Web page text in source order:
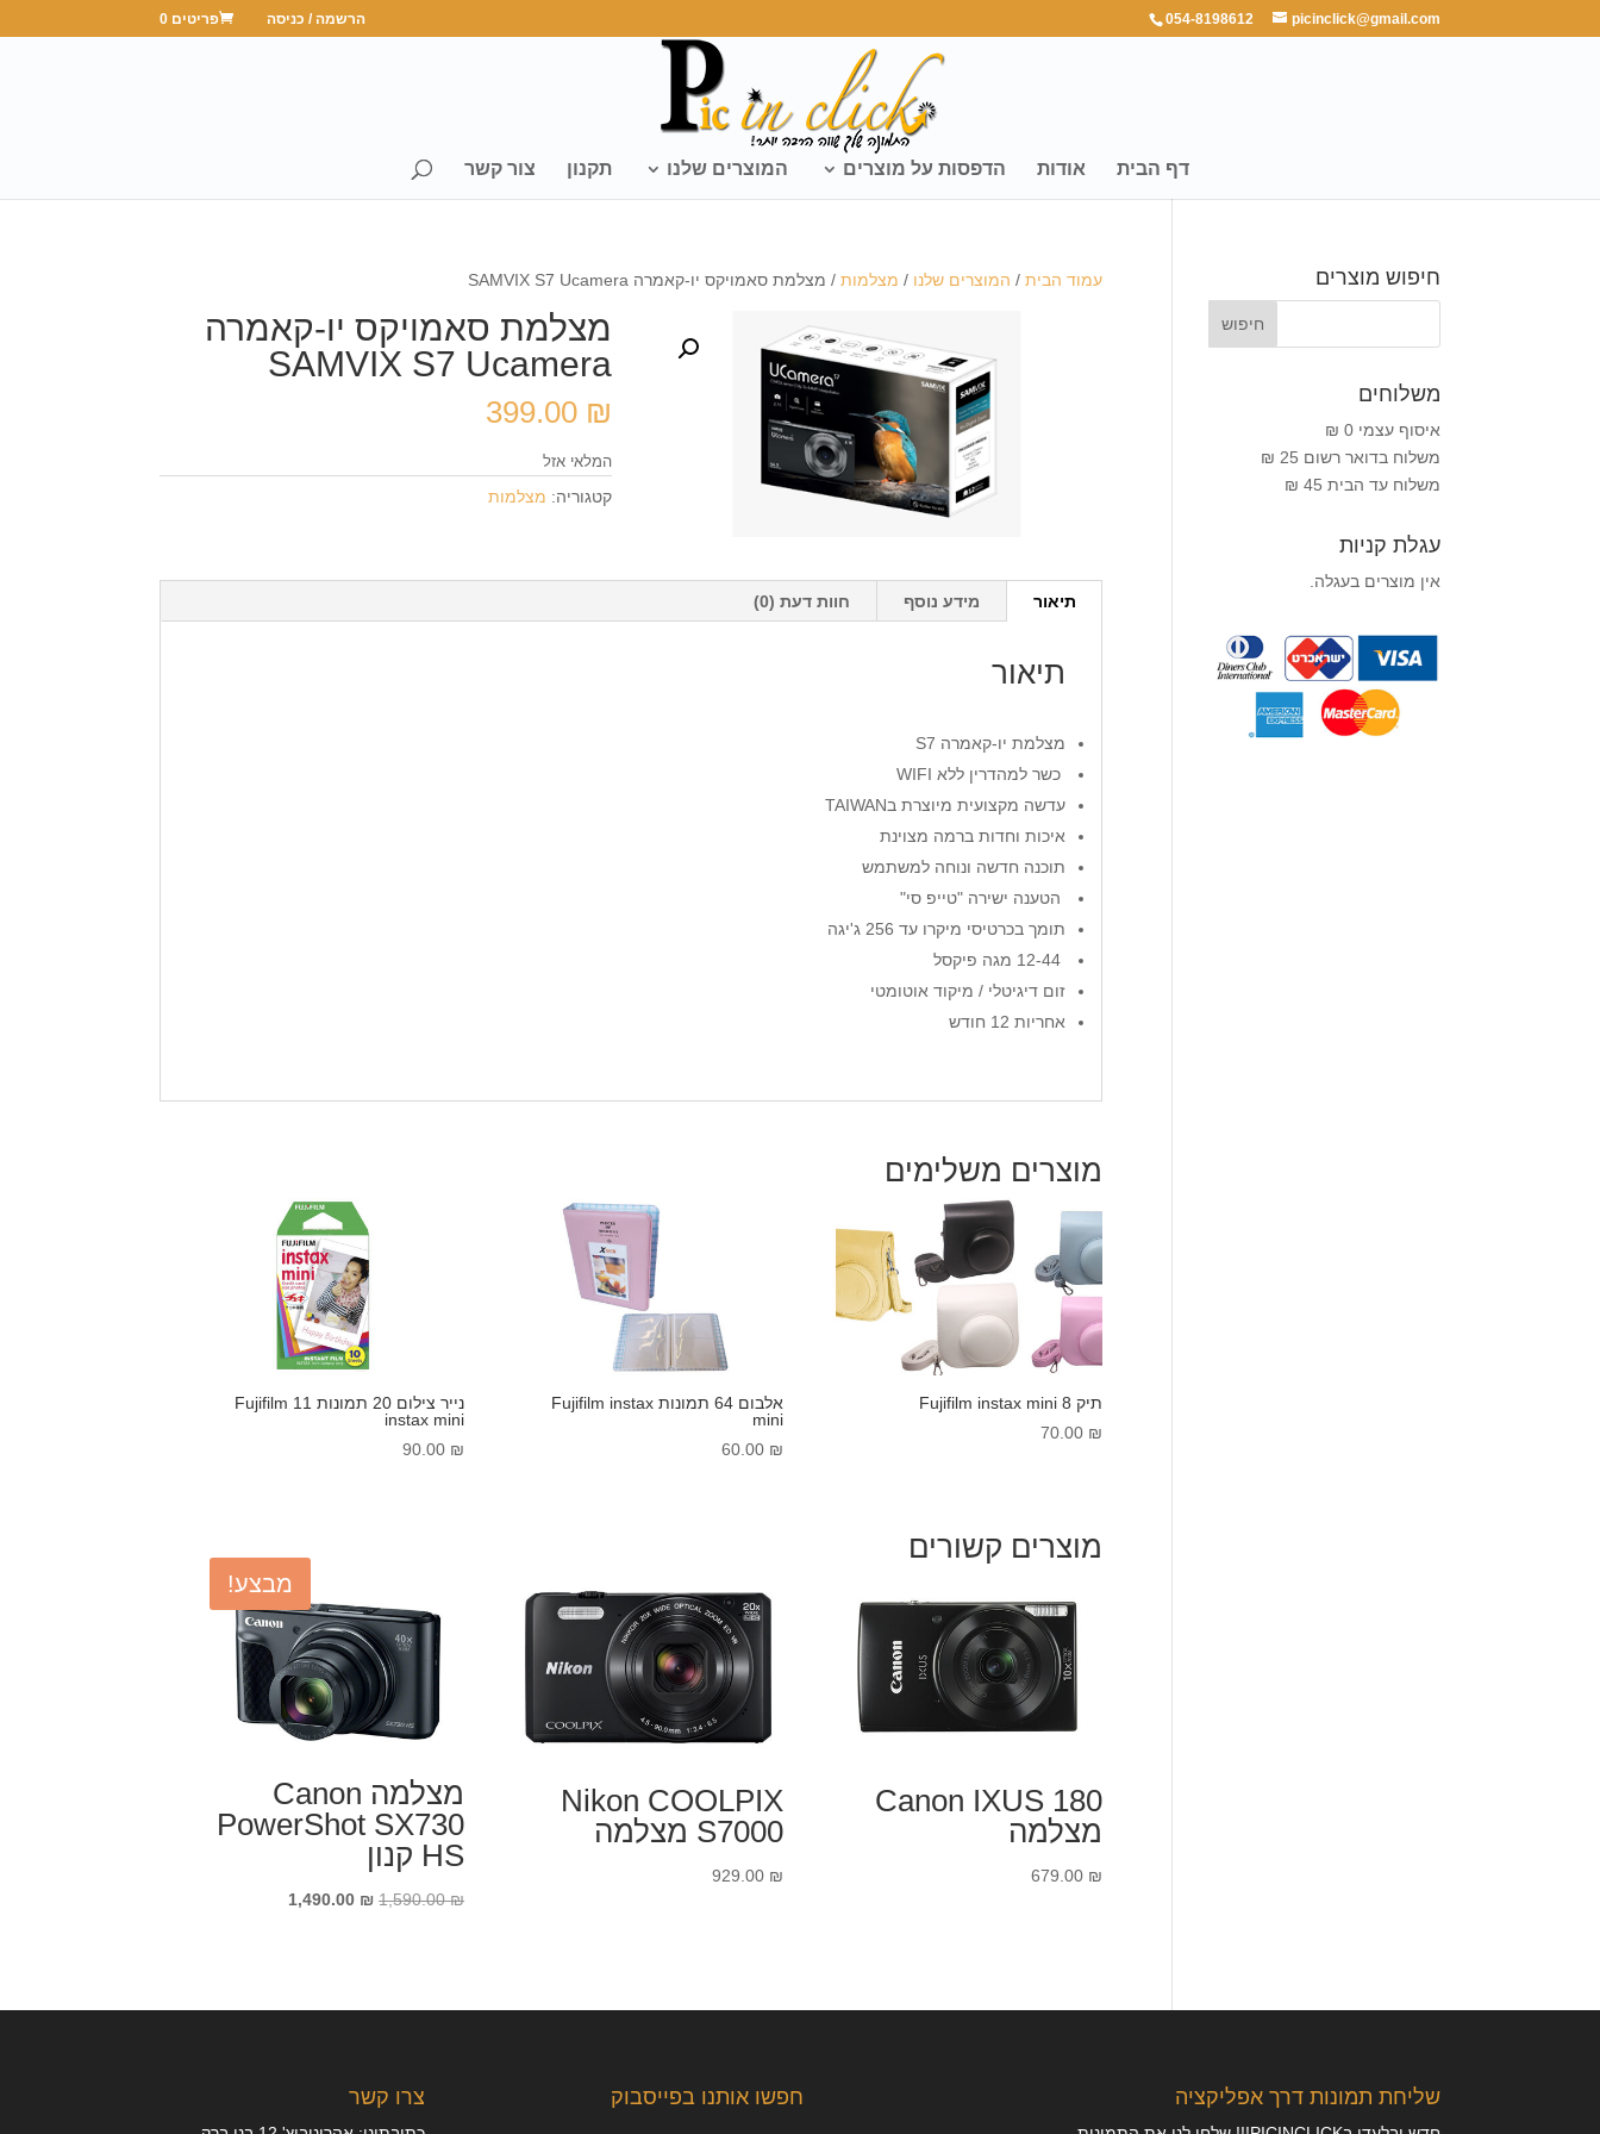
054-8198612 picinclick@gmail.com הרשמה / כניסה פריטים 0
דף הבית אודות הדפסות על מוצרים המוצרים שלנו תקנון צור קשר
עמוד הבית/ המוצרים שלנו / מצלמות/ מצלמת סאמויקס יו-קאמרה SAMVIX S7 Ucamera
מצלמת סאמויקס יו-קאמרה
SAMVIX S7 Ucamera
399.00 ₪
המלאי אזל
קטגוריה: מצלמות
תיאור מידע נוסף חוות דעת (0)
תיאור
מצלמת יו-קאמרה S7
כשר למהדרין ללא WIFI
עדשה מקצועית מיוצרת בTAIWAN
איכות וחדות ברמה מצוינת
תוכנה חדשה ונוחה למשתמש
הטענה ישירה "טייפ סי"
תומך בכרטיסי מיקרו עד 256 ג'יגה
זום דיגיטלי / מיקוד אוטומטי
אחריות 12 חודש
מוצרים משלימים
תיק Fujifilm instax mini 8
70.00 ₪
אלבום 64 תמונות Fujifilm instax
mini
60.00 ₪
נייר צילום 20 תמונות 11 Fujifilm
instax mini
90.00 ₪
מוצרים קשורים
Canon IXUS 180
מצלמה
679.00 ₪
Nikon COOLPIX
S7000 מצלמה
929.00 ₪
מבצע!
מצלמה Canon
PowerShot SX730
HS קנון
1,590.00₪
המחיר
1,490.00 ₪
המחיר
חיפוש מוצרים
משלוחים
איסוף עצמי 0 ₪
משלוח בדואר רשום 25 ₪
משלוח עד הבית 45 ₪
עגלת קניות
אין מוצרים בעגלה.
צרו קשר חפשו אותנו בפייסבוק שליחת תמונות דרך אפליקציה